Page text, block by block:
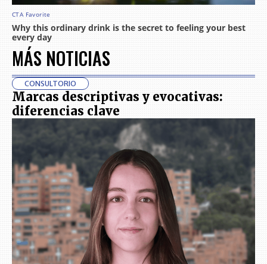
MÁS NOTICIAS
CONSULTORIO
Marcas descriptivas y evocativas:
diferencias clave